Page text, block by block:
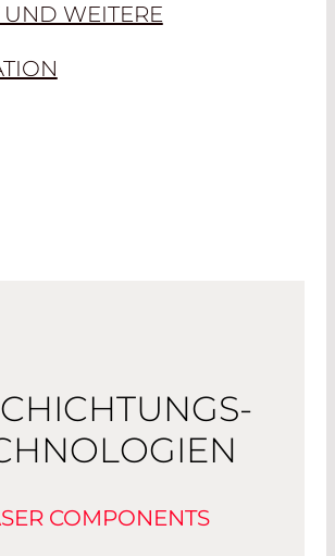
UND WEITERE
COMPONENTS